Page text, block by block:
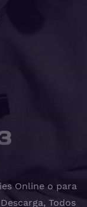
Online o para
Todos